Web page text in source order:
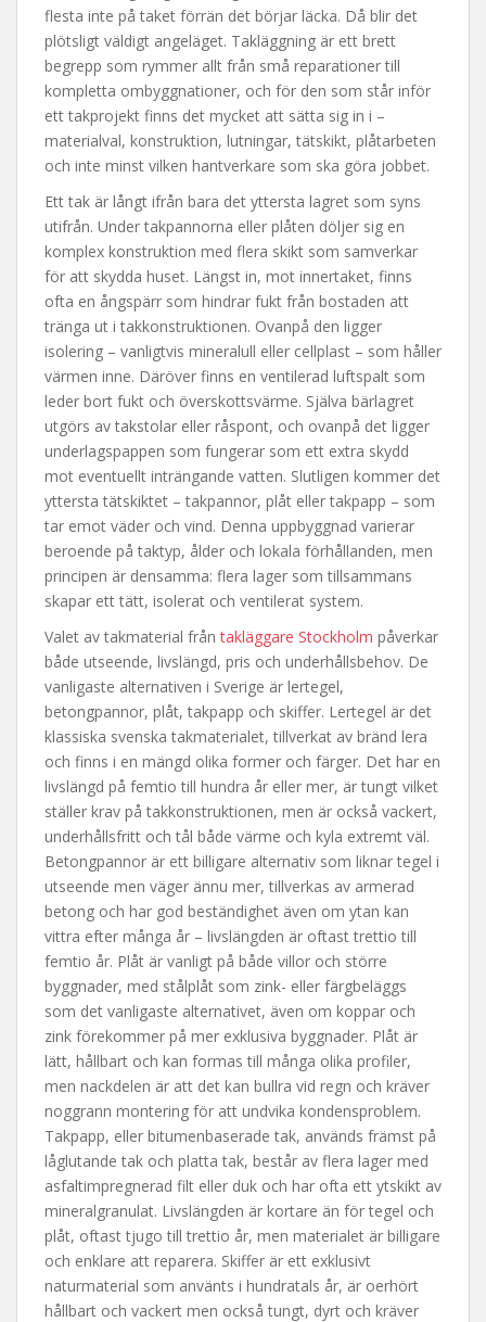
flesta inte på taket förrän det börjar läcka. Då blir det
plötsligt väldigt angeläget. Takläggning är ett brett
begrepp som rymmer allt från små reparationer till
kompletta ombyggnationer, och för den som står inför
ett takprojekt finns det mycket att sätta sig in i –
materialval, konstruktion, lutningar, tätskikt, plåtarbeten
och inte minst vilken hantverkare som ska göra jobbet.
Ett tak är långt ifrån bara det yttersta lagret som syns
utifrån. Under takpannorna eller plåten döljer sig en
komplex konstruktion med flera skikt som samverkar
för att skydda huset. Längst in, mot innertaket, finns
ofta en ångspärr som hindrar fukt från bostaden att
tränga ut i takkonstruktionen. Ovanpå den ligger
isolering – vanligtvis mineralull eller cellplast – som håller
värmen inne. Däröver finns en ventilerad luftspalt som
leder bort fukt och överskottsvärme. Själva bärlagret
utgörs av takstolar eller råspont, och ovanpå det ligger
underlagspappen som fungerar som ett extra skydd
mot eventuellt inträngande vatten. Slutligen kommer det
yttersta tätskiktet – takpannor, plåt eller takpapp – som
tar emot väder och vind. Denna uppbyggnad varierar
beroende på taktyp, ålder och lokala förhållanden, men
principen är densamma: flera lager som tillsammans
skapar ett tätt, isolerat och ventilerat system.
Valet av takmaterial fråntakläggare Stockholm påverkar
både utseende, livslängd, pris och underhållsbehov. De
vanligaste alternativen i Sverige är lertegel,
betongpannor, plåt, takpapp och skiffer. Lertegel är det
klassiska svenska takmaterialet, tillverkat av bränd lera
och finns i en mängd olika former och färger. Det har en
livslängd på femtio till hundra år eller mer, är tungt vilket
ställer krav på takkonstruktionen, men är också vackert,
underhållsfritt och tål både värme och kyla extremt väl.
Betongpannor är ett billigare alternativ som liknar tegel i
utseende men väger ännu mer, tillverkas av armerad
betong och har god beständighet även om ytan kan
vittra efter många år – livslängden är oftast trettio till
femtio år. Plåt är vanligt på både villor och större
byggnader, med stålplåt som zink- eller färgbeläggs
som det vanligaste alternativet, även om koppar och
zink förekommer på mer exklusiva byggnader. Plåt är
lätt, hållbart och kan formas till många olika profiler,
men nackdelen är att det kan bullra vid regn och kräver
noggrann montering för att undvika kondensproblem.
Takpapp, eller bitumenbaserade tak, används främst på
låglutande tak och platta tak, består av flera lager med
asfaltimpregnerad filt eller duk och har ofta ett ytskikt av
mineralgranulat. Livslängden är kortare än för tegel och
plåt, oftast tjugo till trettio år, men materialet är billigare
och enklare att reparera. Skiffer är ett exklusivt
naturmaterial som använts i hundratals år, är oerhört
hållbart och vackert men också tungt, dyrt och kräver